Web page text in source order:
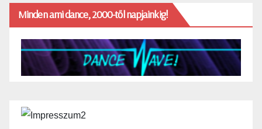
Minden ami dance, 2000-től napjainkig!